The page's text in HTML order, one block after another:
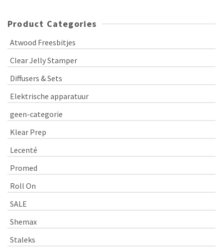
Product Categories
Atwood Freesbitjes
Clear Jelly Stamper
Diffusers & Sets
Elektrische apparatuur
geen-categorie
Klear Prep
Lecenté
Promed
Roll On
SALE
Shemax
Staleks